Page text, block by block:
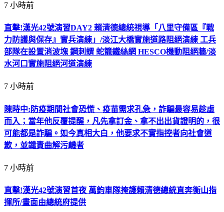
7 小時前
直擊!漢光42號演習DAY2 賴清德總統視導「八里守備區『戰
力防護與保存』實兵演練」/淡江大橋實施道路阻絕演練 工兵
部隊在設置消波塊 鋼刺蝟 蛇籠鐵絲網 HESCO機動阻絕牆/淡
水河口實施阻絕河道演練
7 小時前
陳時中:防疫期間社會恐慌、疫苗需求孔急，詐騙最容易趁虛
而入；當年他反覆提醒，凡先拿訂金、拿不出出貨證明的，很
可能都是詐騙。如今真相大白，他要求不實指控者向社會道
歉，並譴責曲解污衊者
7 小時前
直擊!漢光42號演習首夜 萬鈞車隊掩護賴清德總統直奔衡山指
揮所/畫面由總統府提供